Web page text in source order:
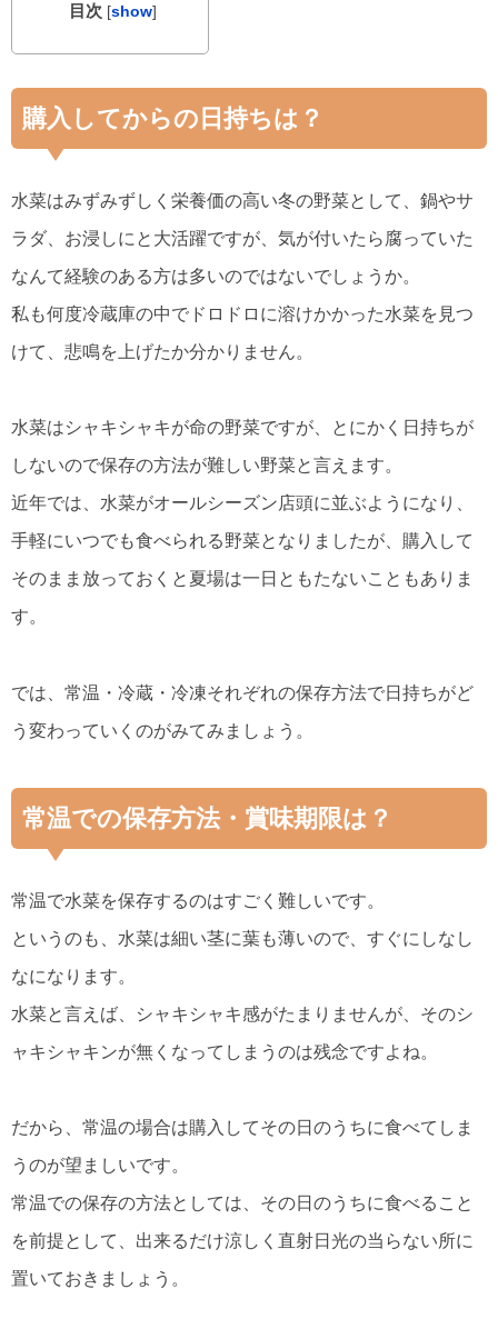
目次 [show]
購入してからの日持ちは？
水菜はみずみずしく栄養価の高い冬の野菜として、鍋やサ
ラダ、お浸しにと大活躍ですが、気が付いたら腐っていた
なんて経験のある方は多いのではないでしょうか。
私も何度冷蔵庫の中でドロドロに溶けかかった水菜を見つ
けて、悲鳴を上げたか分かりません。
水菜はシャキシャキが命の野菜ですが、とにかく日持ちが
しないので保存の方法が難しい野菜と言えます。
近年では、水菜がオールシーズン店頭に並ぶようになり、
手軽にいつでも食べられる野菜となりましたが、購入して
そのまま放っておくと夏場は一日ともたないこともありま
す。
では、常温・冷蔵・冷凍それぞれの保存方法で日持ちがど
う変わっていくのがみてみましょう。
常温での保存方法・賞味期限は？
常温で水菜を保存するのはすごく難しいです。
というのも、水菜は細い茎に葉も薄いので、すぐにしなし
なになります。
水菜と言えば、シャキシャキ感がたまりませんが、そのシ
ャキシャキンが無くなってしまうのは残念ですよね。
だから、常温の場合は購入してその日のうちに食べてしま
うのが望ましいです。
常温での保存の方法としては、その日のうちに食べること
を前提として、出来るだけ涼しく直射日光の当らない所に
置いておきましょう。